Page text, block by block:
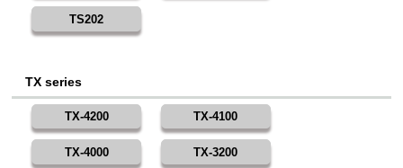
TS202
TX series
TX-4200 TX-4100
TX-4000 TX-3200